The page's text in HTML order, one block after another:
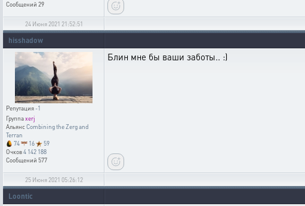
Сообщений 29
24 Июня 2021 21:52:51
hisshadow
Репутация-1
Группаxerj
АльянсCombining the Zerg and
Terran
74
16
59
Очков4 142 188
Сообщений 577
Блин мне бы ваши заботы.. :)
25 Июня 2021 05:26:12
Loontic